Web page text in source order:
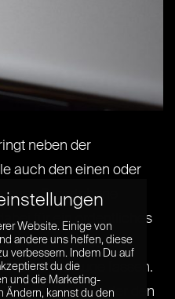
neben der
auch den einen oder
Smartphone
für ein ordentliches
tief in die Tasche
Idol 5 ins Auge fassen.
TCL, der den
Website. Einige von
andere uns helfen, diese
verbessern. Indem Du auf
du die
und die Marketing-
Ändern, kannst du den